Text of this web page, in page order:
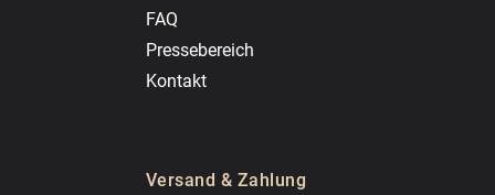
FAQ
Pressebereich
Kontakt
Versand & Zahlung